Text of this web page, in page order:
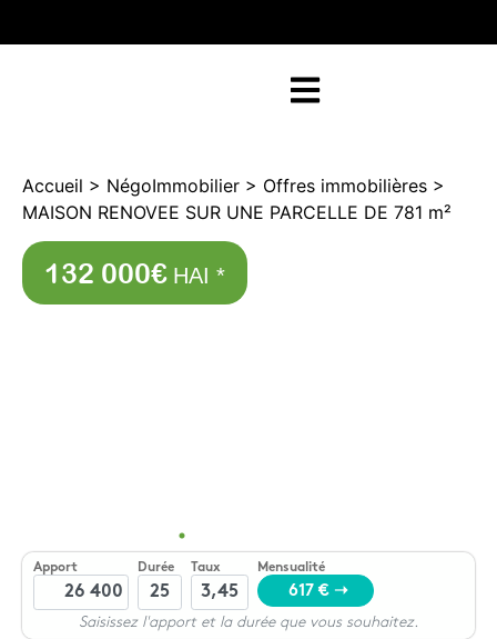
Accueil > NégoImmobilier > Offres immobilières >
MAISON RENOVEE SUR UNE PARCELLE DE 781 m²
132 000€ HAI *